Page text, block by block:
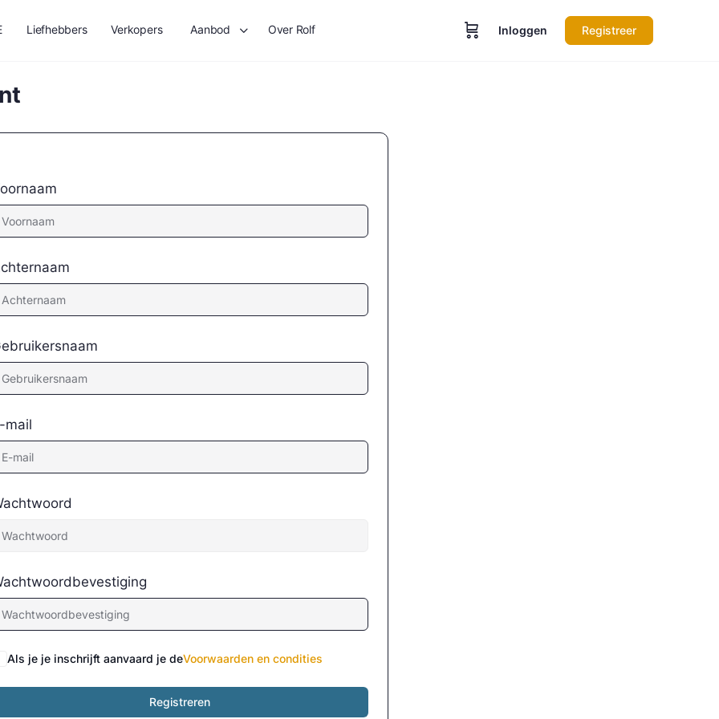
Liefhebbers Verkopers Aanbod Over Rolf Inloggen Registreer
mail
Als je je inschrijft aanvaard je deVoorwaarden en condities
Registreren